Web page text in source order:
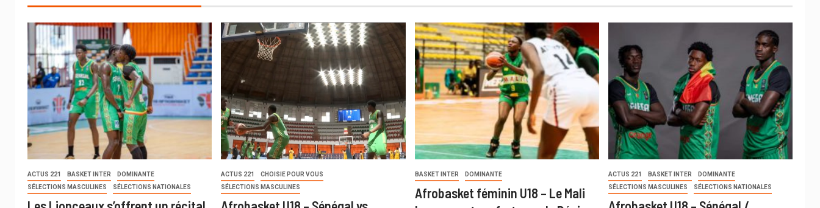
ACTUS 221 BASKET INTER
DOMINANTE
SÉLECTIONS MASCULINES
SÉLECTIONS NATIONALES
ACTUS 221
CHOISIE POUR VOUS
SÉLECTIONS MASCULINES
BASKET INTER DOMINANTE
Afrobasket féminin U18 – Le Mali
ACTUS 221 BASKET INTER
DOMINANTE
SÉLECTIONS MASCULINES
SÉLECTIONS NATIONALES